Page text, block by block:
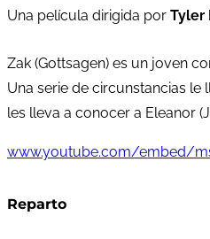
Una película dirigida por Tyler
Zak (Gottsagen) es un joven
Una serie de circunstancias
les lleva a conocer a Eleanor
www.youtube.com/embed/
Reparto